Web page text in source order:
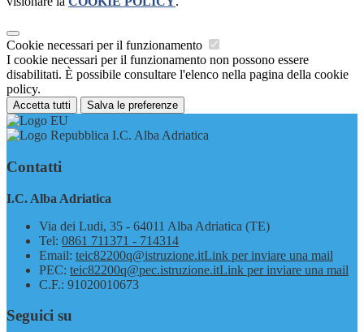
Cookie necessari per il funzionamento
I cookie necessari per il funzionamento non possono essere
disabilitati. È possibile consultare l'elenco nella pagina della cookie
policy.
Accetta tutti Salva le preferenze
I.C. Alba Adriatica
Contatti
I.C. Alba Adriatica
Via dei Ludi, 35 - 64011 Alba Adriatica (TE)
Tel: 0861 711371 - 714314
Email: teic82200q@istruzione.itLink per inviare una mail
PEC: teic82200q@pec.istruzione.itLink per inviare una mail
C.F.: 91020010673
Seguici su